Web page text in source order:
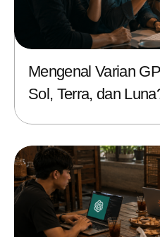
Mengenal Varian
Sol, Terra, dan